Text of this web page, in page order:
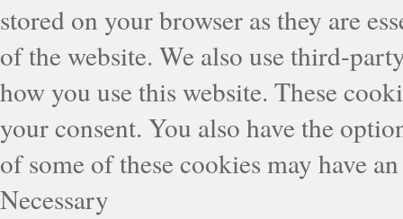
stored on your browser as they are
of the website. We also use third-
how you use this website. These
your consent. You also have the
of some of these cookies may have
Necessary